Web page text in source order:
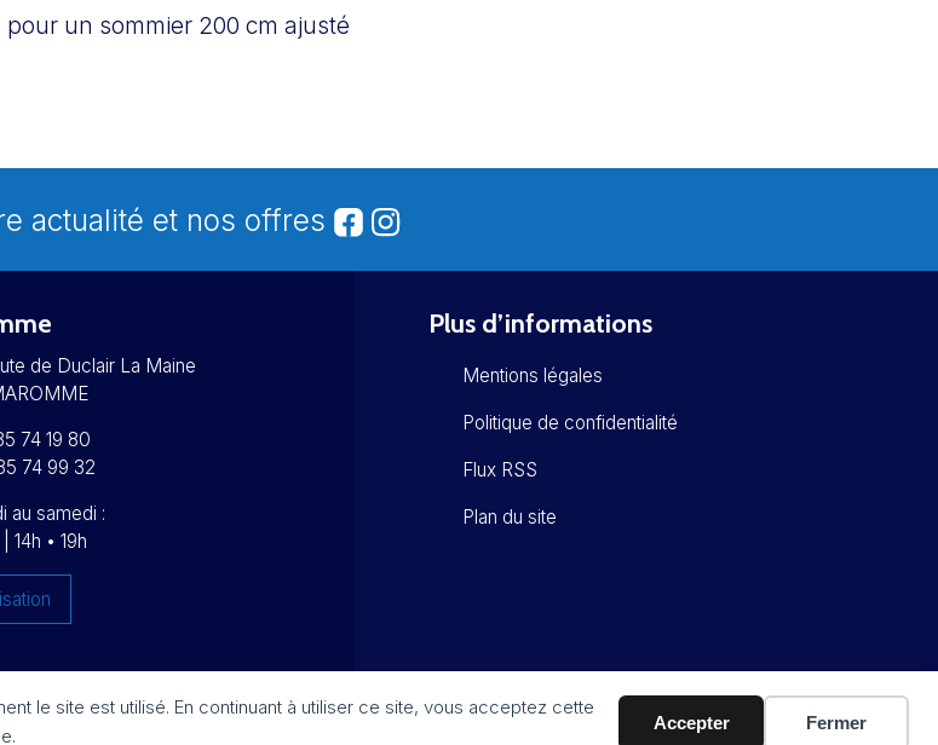
le site est utilisé. En continuant à utiliser ce site, vous acceptez cette
Accepter Fermer
pour un sommier 200 cm ajusté
actualité et nos offres
de Duclair La Maine
74 19 80
74 99 32
au samedi :
14h • 19h
Plus d’informations
Mentions légales
Politique de confidentialité
Flux RSS
Plan du site
Réalisation :Imagospirit